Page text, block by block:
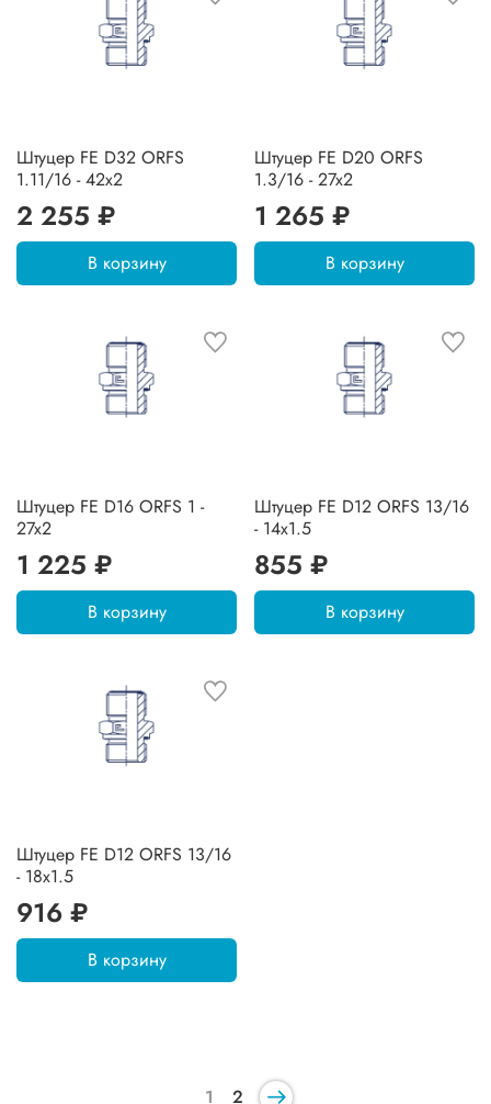
Штуцер FE D32 ORFS
1.11/16 - 42x2
2 255 ₽
В корзину
Штуцер FE D20 ORFS
1.3/16 - 27x2
1 265 ₽
В корзину
Штуцер FE D16 ORFS 1 -
27x2
1 225 ₽
В корзину
Штуцер FE D12 ORFS 13/16
- 14x1.5
855 ₽
В корзину
Штуцер FE D12 ORFS 13/16
- 18x1.5
916 ₽
В корзину
1 2